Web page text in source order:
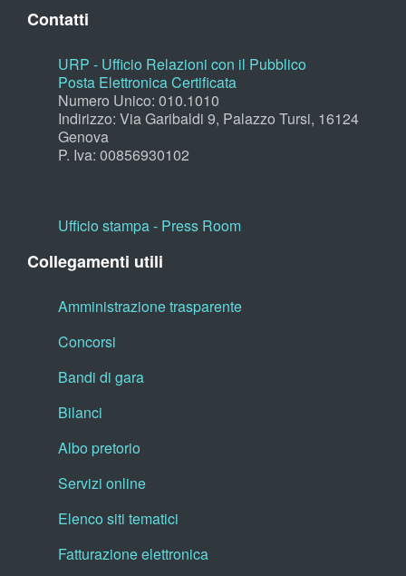
Contatti
URP - Ufficio Relazioni con il Pubblico
Posta Elettronica Certificata
Numero Unico: 010.1010
Indirizzo: Via Garibaldi 9, Palazzo Tursi, 16124
Genova
P. Iva: 00856930102
Ufficio stampa - Press Room
Collegamenti utili
Amministrazione trasparente
Concorsi
Bandi di gara
Bilanci
Albo pretorio
Servizi online
Elenco siti tematici
Fatturazione elettronica